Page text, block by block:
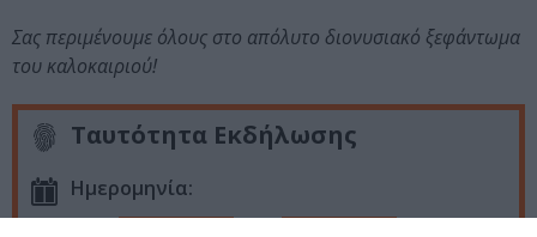
Σας περιμένουμε όλους στο απόλυτο διονυσιακό ξεφάντωμα
του καλοκαιριού!
Ταυτότητα Εκδήλωσης
Ημερομηνία: